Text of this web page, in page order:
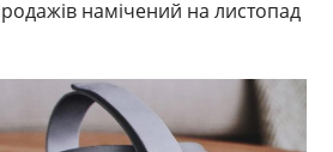
намічений на листопад